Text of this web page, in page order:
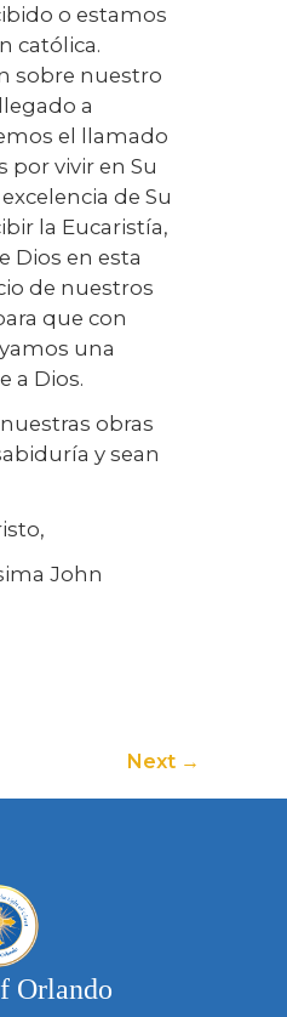
o estamos
católica.
sobre nuestro
a
el llamado
por vivir en Su
de Su
la Eucaristía,
Dios en esta
de nuestros
que con
una
a Dios.
obras
y sean
John
Next
Orlando